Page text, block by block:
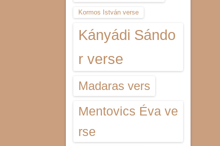
Kormos István verse
Kányádi Sándo
r verse
Madaras vers
Mentovics Éva ve
rse